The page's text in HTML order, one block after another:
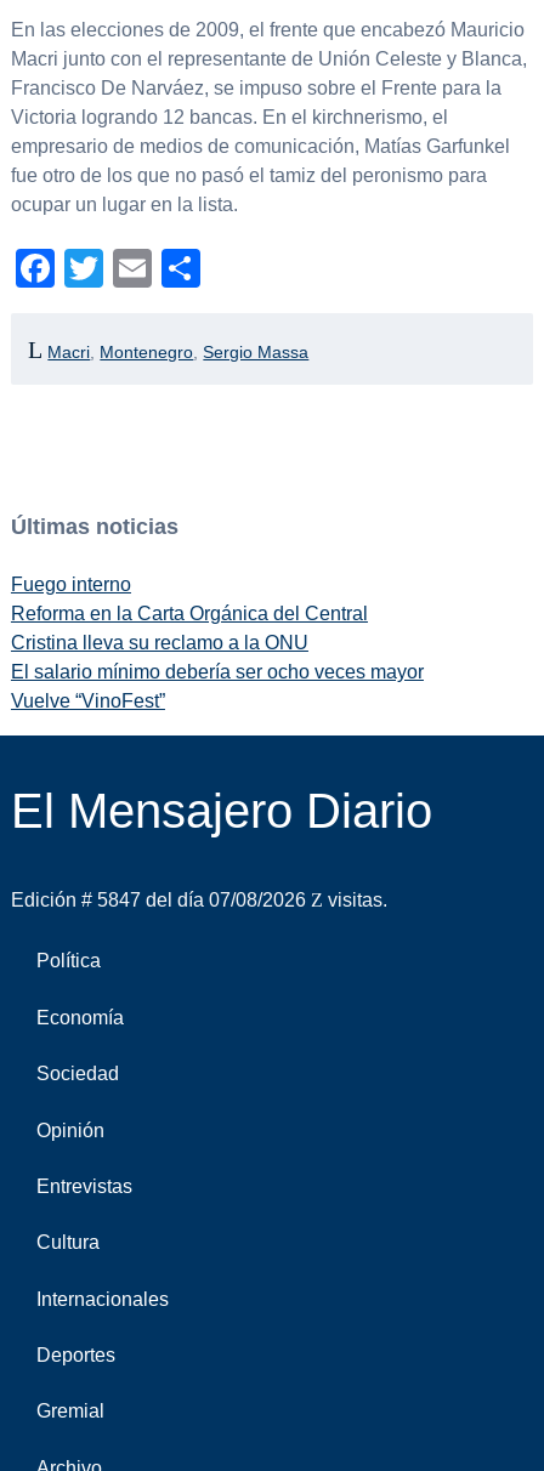
En las elecciones de 2009, el frente que encabezó Mauricio
Macri junto con el representante de Unión Celeste y Blanca,
Francisco De Narváez, se impuso sobre el Frente para la
Victoria logrando 12 bancas. En el kirchnerismo, el
empresario de medios de comunicación, Matías Garfunkel
fue otro de los que no pasó el tamiz del peronismo para
ocupar un lugar en la lista.
Facebook
TwitterEmail
Macri Montenegro ,Sergio Massa
Últimas noticias
Fuego interno
Reforma en la Carta Orgánica del Central
Cristina lleva su reclamo a la ONU
El salario mínimo debería ser ocho veces mayor
Vuelve “VinoFest”
El Mensajero Diario
Edición # 5847 del día 07/08/2026 visitas.
Política
Economía
Sociedad
Opinión
Entrevistas
Cultura
Internacionales
Deportes
Gremial